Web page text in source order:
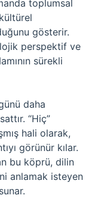
toplumsal
gösterir.
perspektif ve
sürekli
daha
“Hiç”
hali olarak,
görünür kılar.
bu köprü, dilin
anlamak isteyen